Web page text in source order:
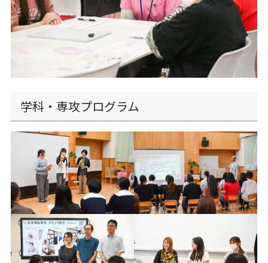
学科・専攻プログラム